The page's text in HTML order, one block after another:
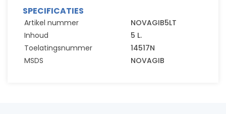
SPECIFICATIES
Artikel nummer
NOVAGIB5LT
Inhoud
5 L.
Toelatingsnummer
14517N
MSDS
NOVAGIB